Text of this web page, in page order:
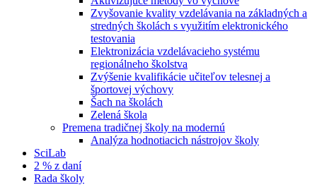
Zvyšovanie kvality vzdelávania na základných a
stredných školách s využitím elektronického
testovania
Elektronizácia vzdelávacieho systému
regionálneho školstva
Zvýšenie kvalifikácie učiteľov telesnej a
športovej výchovy
Šach na školách
Zelená škola
Premena tradičnej školy na modernú
Analýza hodnotiacich nástrojov školy
SciLab
2 % z daní
Rada školy